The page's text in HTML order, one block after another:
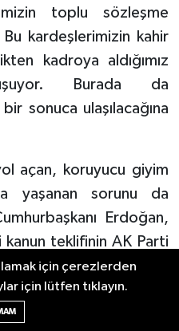
toplu sözleşme
kardeşlerimizin kahir
kadroya aldığımız
Burada da
sonuca ulaşılacağına
açan, koruyucu giyim
yaşanan sorunu da
Erdoğan,
teklifinin AK Parti
Başkanlığına
Türkiye, millet,
için çerezlerden
için lütfen tıklayın.